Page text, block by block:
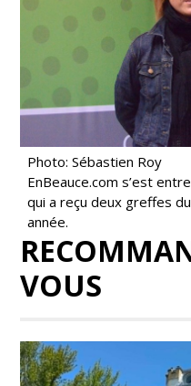
Photo: Sébastien Roy
EnBeauce.com s’est
qui a reçu deux greffes
année.
VOUS